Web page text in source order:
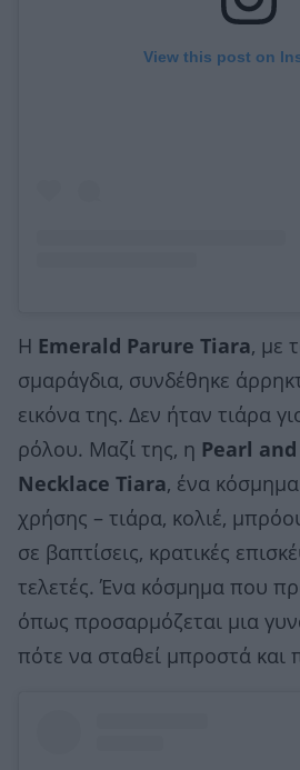
View this post on
Η Emerald Parure Tiara, με
σμαράγδια, συνδέθηκε
εικόνα της. Δεν ήταν τιάρα
ρόλου. Μαζί της, η Pearl
Necklace Tiara, ένα
χρήσης – τιάρα, κολιέ,
σε βαπτίσεις, κρατικές
τελετές. Ένα κόσμημα που
όπως προσαρμόζεται μια
πότε να σταθεί μπροστά και